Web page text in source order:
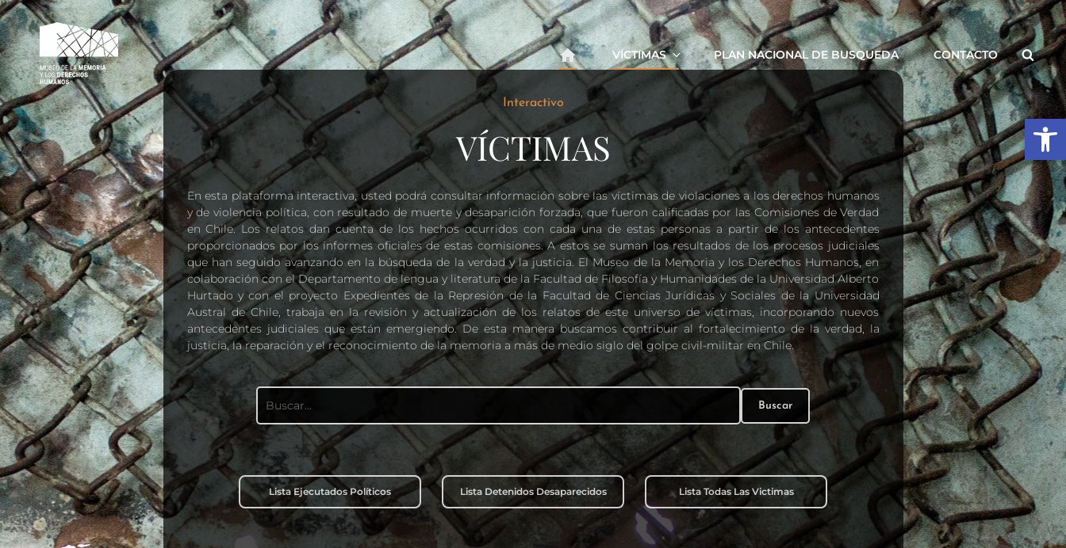
MMDH – VÍCTIMAS
VÍCTIMAS PLAN NACIONAL DE BUSQUEDA CONTACTO
Interactivo
VÍCTIMAS
En esta plataforma interactiva, usted podrá consultar información sobre las víctimas de violaciones a los derechos humanos
y de violencia política, con resultado de muerte y desaparición forzada, que fueron calificadas por las Comisiones de Verdad
en Chile. Los relatos dan cuenta de los hechos ocurridos con cada una de estas personas a partir de los antecedentes
proporcionados por los informes oficiales de estas comisiones. A estos se suman los resultados de los procesos judiciales
que han seguido avanzando en la búsqueda de la verdad y la justicia. El Museo de la Memoria y los Derechos Humanos, en
colaboración con el Departamento de lengua y literatura de la Facultad de Filosofía y Humanidades de la Universidad Alberto
Hurtado y con el proyecto Expedientes de la Represión de la Facultad de Ciencias Jurídicas y Sociales de la Universidad
Austral de Chile, trabaja en la revisión y actualización de los relatos de este universo de víctimas, incorporando nuevos
antecedentes judiciales que están emergiendo. De esta manera buscamos contribuir al fortalecimiento de la verdad, la
justicia, la reparación y el reconocimiento de la memoria a más de medio siglo del golpe civil-militar en Chile.
Buscar
Lista Ejecutados Políticos Lista Detenidos Desaparecidos Lista Todas Las Victimas